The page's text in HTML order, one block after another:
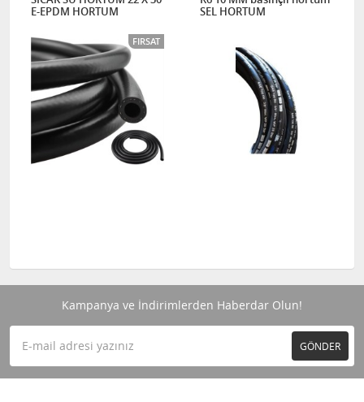
E-EPDM HORTUM
FIRSAT
SEL HORTUM
Kampanya ve İndirimlerden Haberdar Olun!
GÖNDER